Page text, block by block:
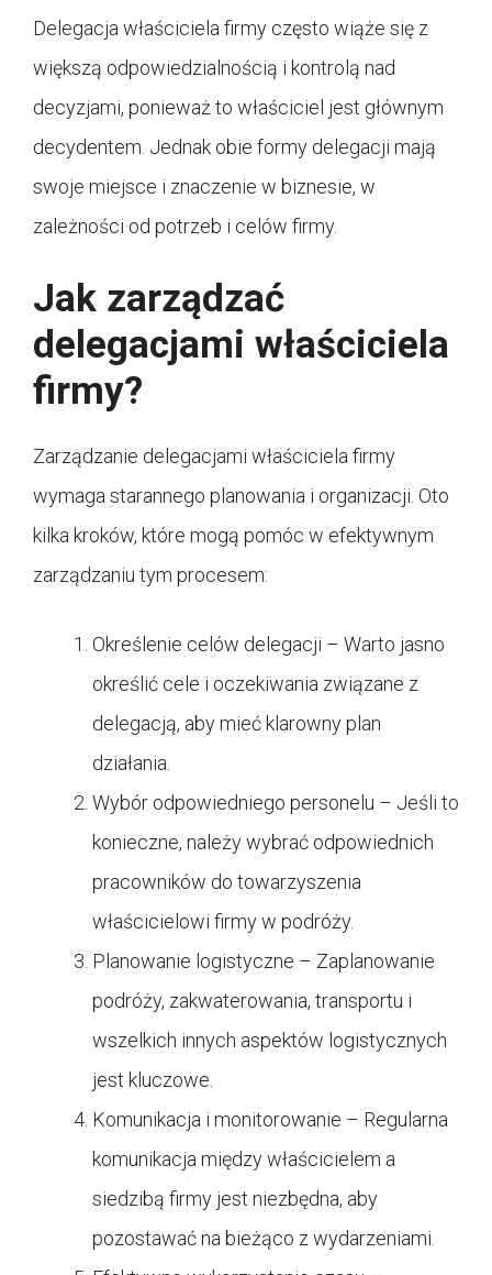
Delegacja właściciela firmy często wiąże się z
większą odpowiedzialnością i kontrolą nad
decyzjami, ponieważ to właściciel jest głównym
decydentem. Jednak obie formy delegacji mają
swoje miejsce i znaczenie w biznesie, w
zależności od potrzeb i celów firmy.
Jak zarządzać
delegacjami właściciela
firmy?
Zarządzanie delegacjami właściciela firmy
wymaga starannego planowania i organizacji. Oto
kilka kroków, które mogą pomóc w efektywnym
zarządzaniu tym procesem:
Określenie celów delegacji – Warto jasno
określić cele i oczekiwania związane z
delegacją, aby mieć klarowny plan
działania.
Wybór odpowiedniego personelu – Jeśli to
konieczne, należy wybrać odpowiednich
pracowników do towarzyszenia
właścicielowi firmy w podróży.
Planowanie logistyczne – Zaplanowanie
podróży, zakwaterowania, transportu i
wszelkich innych aspektów logistycznych
jest kluczowe.
Komunikacja i monitorowanie – Regularna
komunikacja między właścicielem a
siedzibą firmy jest niezbędna, aby
pozostawać na bieżąco z wydarzeniami.